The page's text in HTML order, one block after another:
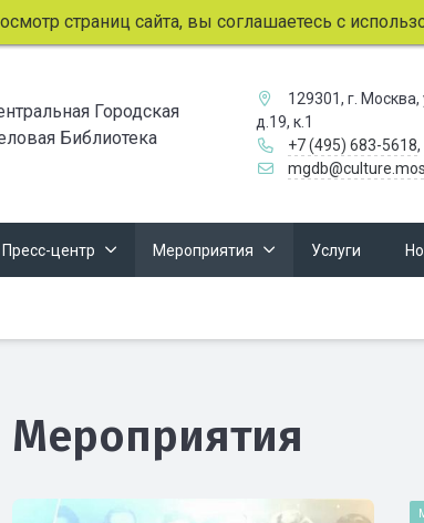
страниц сайта, вы соглашаетесь с
Городская
Библиотека
129301, г.
д.19, к.1
+7 (495) 683-5618,
Пресс-центр Мероприятия Услуги
Мероприятия